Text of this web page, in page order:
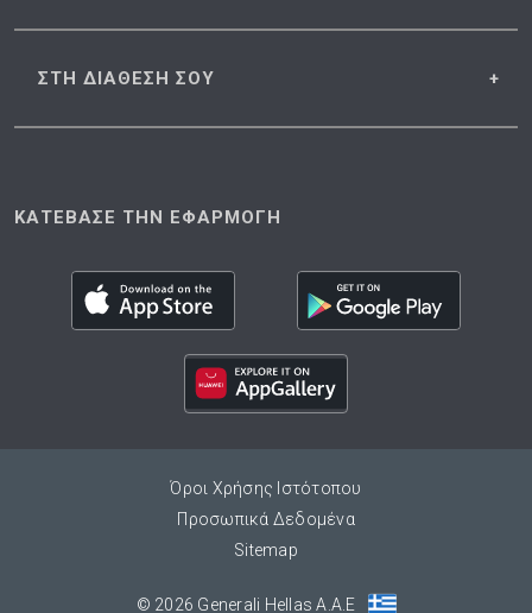
ΣΤΗ ΔΙΑΘΕΣΗ ΣΟΥ
ΚΑΤΕΒΑΣΕ ΤΗΝ ΕΦΑΡΜΟΓΗ
Όροι Χρήσης Ιστότοπου
Προσωπικά Δεδομένα
Sitemap
© 2026 Generali Hellas A.A.E